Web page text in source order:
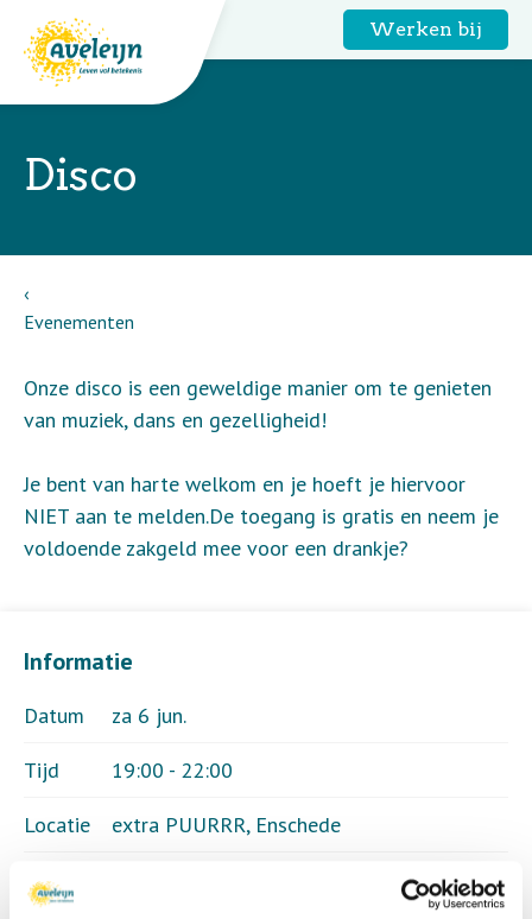
Werken bij
Disco
Evenementen
Informatie
Datum
za 6 jun.
Tijd
19:00 - 22:00
Locatie
extra PUURRR, Enschede
Thema
Onze disco is een geweldige manier om te genieten
van muziek, dans en gezelligheid!
Je bent van harte welkom en je hoeft je hiervoor
NIET aan te melden.De toegang is gratis en neem je
voldoende zakgeld mee voor een drankje?